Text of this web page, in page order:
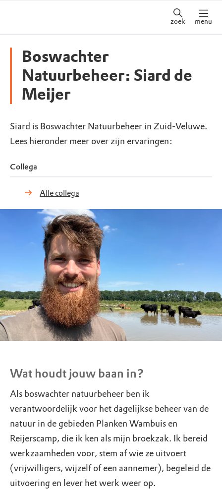
zoek menu
Boswachter
Natuurbeheer: Siard de
Meijer
Siard is Boswachter Natuurbeheer in Zuid-Veluwe.
Lees hieronder meer over zijn ervaringen:
Collega
Alle collega
Wat houdt jouw baan in?
Als boswachter natuurbeheer ben ik
verantwoordelijk voor het dagelijkse beheer van de
natuur in de gebieden Planken Wambuis en
Reijerscamp, die ik ken als mijn broekzak. Ik bereid
werkzaamheden voor, stem af wie ze uitvoert
(vrijwilligers, wijzelf of een aannemer), begeleid de
uitvoering en lever het werk weer op.